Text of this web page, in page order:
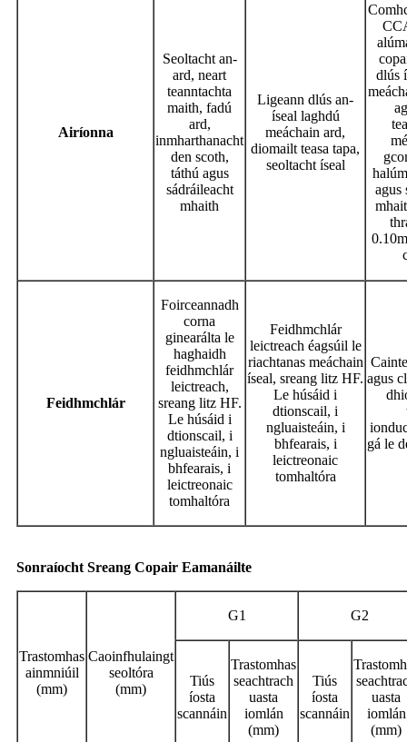
Airíonna
Seoltacht an-
ard, neart
teanntachta
maith, fadú
ard,
inmharthanacht
den scoth,
táthú agus
sádráileacht
mhaith
Ligeann dlús an-
íseal laghdú
meáchain ard,
diomailt teasa tapa,
seoltacht íseal
dlús
agus
Feidhmchlár
Foirceannadh
corna
ginearálta le
haghaidh
feidhmchlár
leictreach,
sreang litz HF.
Le húsáid i
dtionscail, i
ngluaisteáin, i
bhfearais, i
leictreonaic
tomhaltóra
Feidhmchlár
leictreach éagsúil le
riachtanas meáchain
íseal, sreang litz HF.
Le húsáid i
dtionscail, i
ngluaisteáin, i
bhfearais, i
leictreonaic
tomhaltóra
agus
gá le
Sonraíocht Sreang Copair Eamanáilte
Trastomhas
ainmniúil
(mm)
Caoinfhulaingt
seoltóra
(mm)
G1 G2
Tiús
íosta
scannáin
Trastomhas
seachtrach
uasta
iomlán
(mm)
Tiús
íosta
scannáin
uasta
iomlán
(mm)